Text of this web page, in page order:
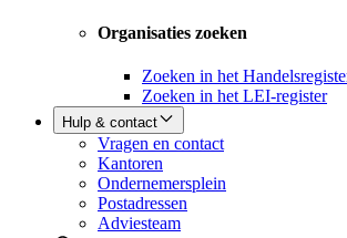
Organisaties zoeken
Zoeken in het
Zoeken in het LEI-register
Hulp & contact
Vragen en contact
Kantoren
Ondernemersplein
Postadressen
Adviesteam